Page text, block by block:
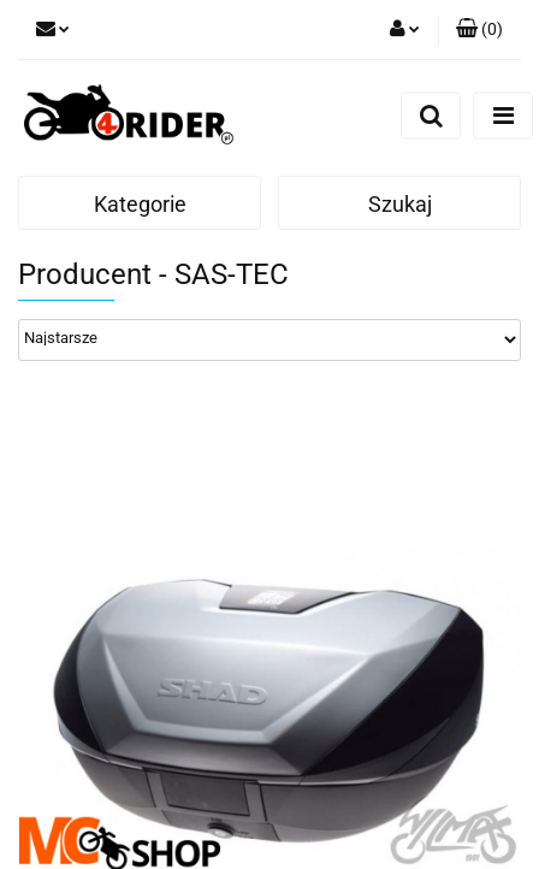
(0)
Kategorie Szukaj
Producent - SAS-TEC